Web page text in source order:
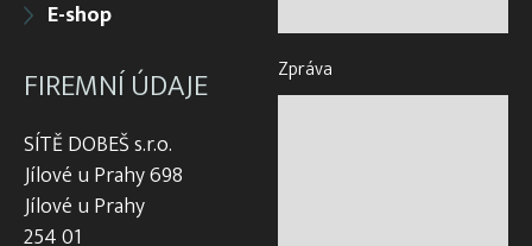
E-shop
FIREMNÍ ÚDAJE
SÍTĚ DOBEŠ s.r.o.
Jílové u Prahy 698
Jílové u Prahy
254 01
Zpráva